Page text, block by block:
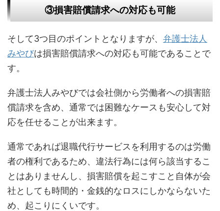
③損害賠償請求への対応も可能
そして3つ目のポイントとなりますが、 弁護士法人
みやびは損害賠償請求への対応も可能であることで
す。
弁護士法人みやびでは会社側から労働者への損害賠
償請求を含め、通常では困難なケースも安心して対
応を任せることが出来ます。
通常であれば退職代行サービスを利用するのは労働
者の権利であるため、違法行為には何ら該当するこ
とはありませんし、損害賠償を起こすこと自体が会
社としても時間的・金銭的なロスにしかならないた
め、起こりにくいです。